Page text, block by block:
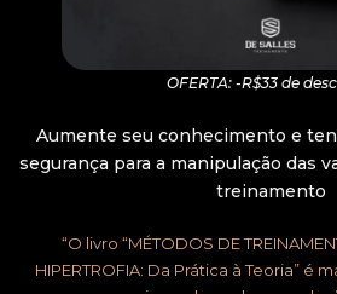
OFERTA: -R$33 de
Aumente seu conhecimento e
segurança para a manipulação das
treinamento
“O livro “MÉTODOS DE
HIPERTROFIA: Da Prática à Teoria” é